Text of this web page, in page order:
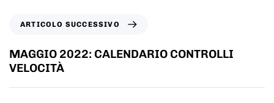
ARTICOLO SUCCESSIVO
MAGGIO 2022: CALENDARIO CONTROLLI
VELOCITÀ